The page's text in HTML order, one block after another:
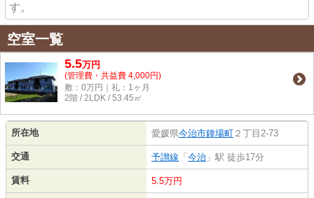
す。
空室一覧
5.5万円
(管理費・共益費 4,000円)
敷：0万円｜礼：1ヶ月
2階 / 2LDK / 53.45㎡
所在地 愛媛県今治市鐘場町 ２丁目2-73
交通 予讃線 「 今治 」駅 徒歩17分
賃料 5.5万円